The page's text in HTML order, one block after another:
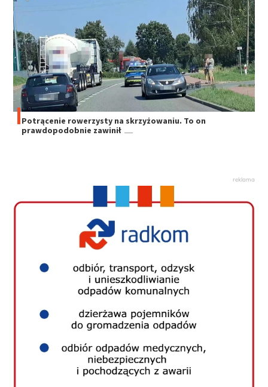
Potrącenie rowerzysty na skrzyżowaniu. To on
prawdopodobnie zawinił